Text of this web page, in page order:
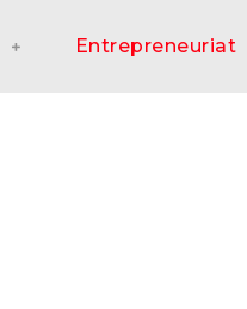
Entrepreneuriat